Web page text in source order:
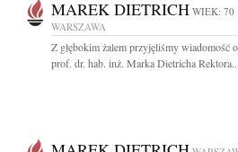
MAREK DIETRICH WIEK: 70
WARSZAWA
Z głębokim żalem przyjęliśmy wiadomość
prof. dr. hab. inż. Marka Dietricha Rektora...